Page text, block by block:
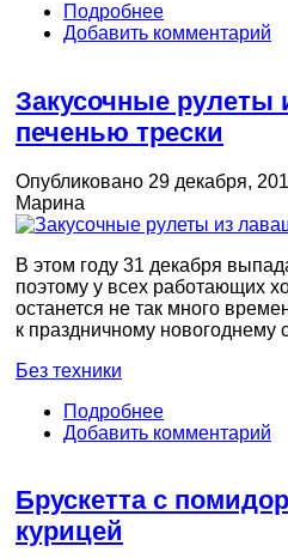
Подробнее
Добавить комментарий
Закусочные рулеты
печенью трески
Опубликовано 29 декабря,
Марина
В этом году 31 декабря
поэтому у всех работающих
останется не так много
к праздничному новогоднему
Без техники
Подробнее
Добавить комментарий
Брускетта с
курицей